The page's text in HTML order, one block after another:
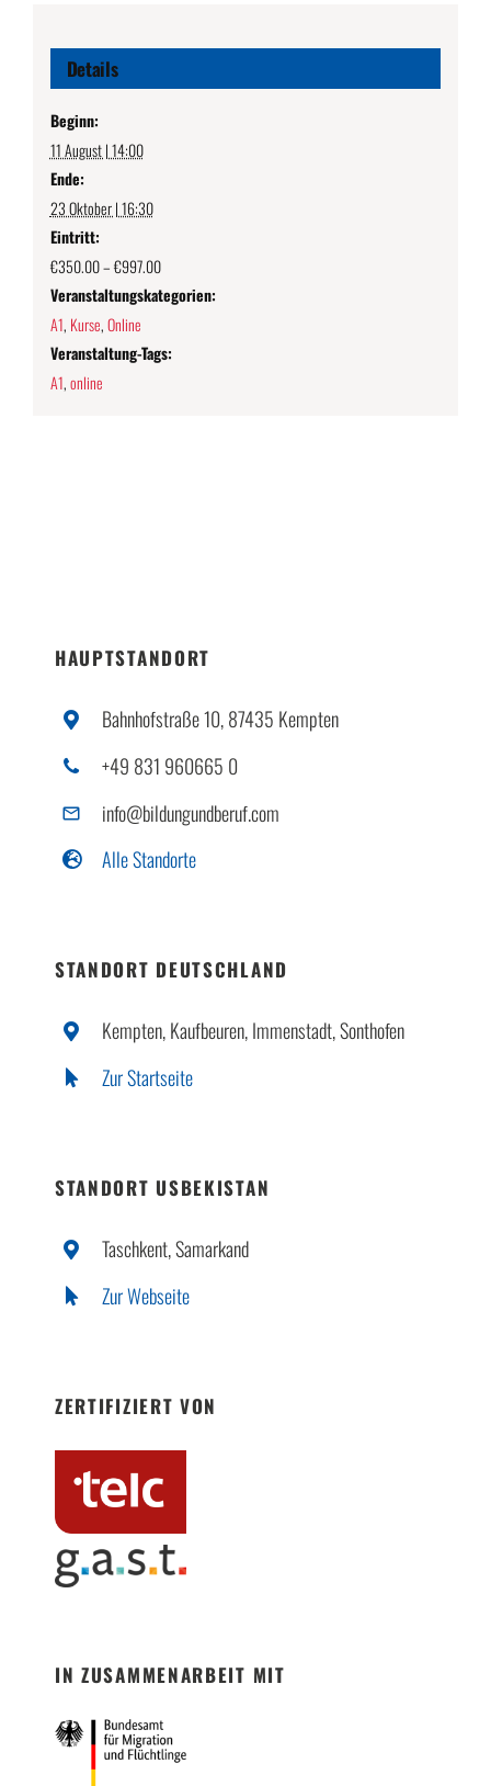
Details
Beginn:
11 August | 14:00
Ende:
23 Oktober | 16:30
Eintritt:
€350.00 – €997.00
Veranstaltungskategorien:
A1, Kurse,Online
Veranstaltung-Tags:
A1,online
HAUPTSTANDORT
Bahnhofstraße 10, 87435 Kempten
+49 831 960665 0
info@bildungundberuf.com
Alle Standorte
STANDORT DEUTSCHLAND
Kempten, Kaufbeuren, Immenstadt, Sonthofen
Zur Startseite
STANDORT USBEKISTAN
Taschkent, Samarkand
Zur Webseite
ZERTIFIZIERT VON
IN ZUSAMMENARBEIT MIT